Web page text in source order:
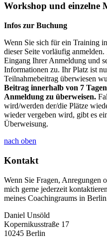
Workshop und einzelne
Infos zur Buchung
Wenn Sie sich für ein Training
dieser Seite vorläufig
Eingang Ihrer Anmeldung und
Informationen zu. Ihr Platz ist
Teilnahmebeitrag überwiesen
Beitrag innerhalb von 7
Anmeldung zu überweisen.
wird/werden der/die Plätze
wieder vergeben wird, gibt es
Überweisung.
nach oben
Kontakt
Wenn Sie Fragen, Anregungen
mich gerne jederzeit
meines Coachingraums in
Daniel Unsöld
Kopernikusstraße 17
10245 Berlin